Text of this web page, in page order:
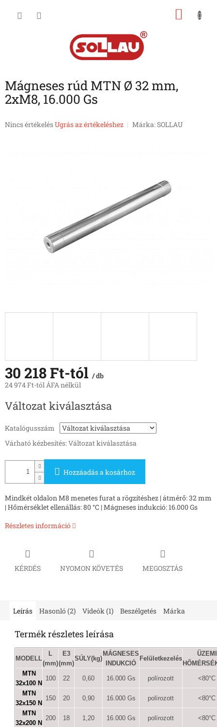
Mágneses rúd MTN Ø 32 mm,
2xM8, 16.000 Gs
A
Nincs értékelésUgrás az értékeléshez Márka:SOLLAU
30 218 Ft-tól / db
24 974 Ft-tól ÁFA nélkül
Változat kiválasztása
Katalógusszám
Várható kézbesítés:Változat kiválasztása
Hozzáadás a kosárhoz
Mindkét oldalon M8 menetes furat a rögzítéshez | átmérő: 32 mm
| Hőmérséklet ellenállás: 80 °C | Mágneses indukció: 16.000 Gs
Részletes információ
KÉRDÉS NYOMON KÖVETÉS MEGOSZTÁS
Leírás Hasonló (2) Videók (1) Beszélgetés Márka
Termék részletes leírása
MODELL
L
(mm)
E3
(mm)
SÚLY(kg)
MÁGNESES
INDUKCIÓ
Felületkezelés
ÜZEMI
MTN
32x100 N
100 22 0,60 16.000 Gs polírozott <80°C
MTN
32x150 N
150 20 0,90 16.000 Gs polírozott <80°C
MTN
32x200 N
200 18 1,20 16.000 Gs polírozott <80°C